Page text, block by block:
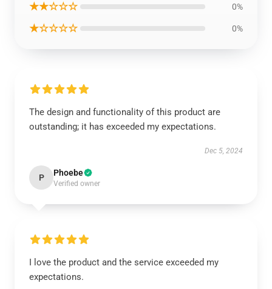
★★☆☆☆ 0%
★☆☆☆☆ 0%
The design and functionality of this product are
outstanding; it has exceeded my expectations.
Dec 5, 2024
P Phoebe
Verified owner
I love the product and the service exceeded my
expectations.